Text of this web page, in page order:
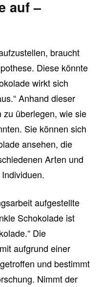
auf –
braucht
Diese könnte
wirkt sich
Anhand dieser
überlegen, wie sie
Sie können sich
ansehen, die
Arten und
aufgestellte
Schokolade ist
Die
aufgrund einer
und bestimmt
Nimmt der